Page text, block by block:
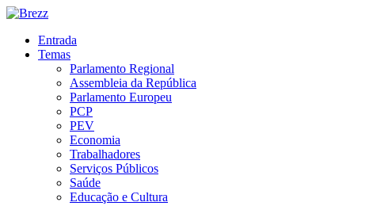
Entrada
Temas
Parlamento Regional
Assembleia da República
Parlamento Europeu
PCP
PEV
Economia
Trabalhadores
Serviços Públicos
Saúde
Educação e Cultura